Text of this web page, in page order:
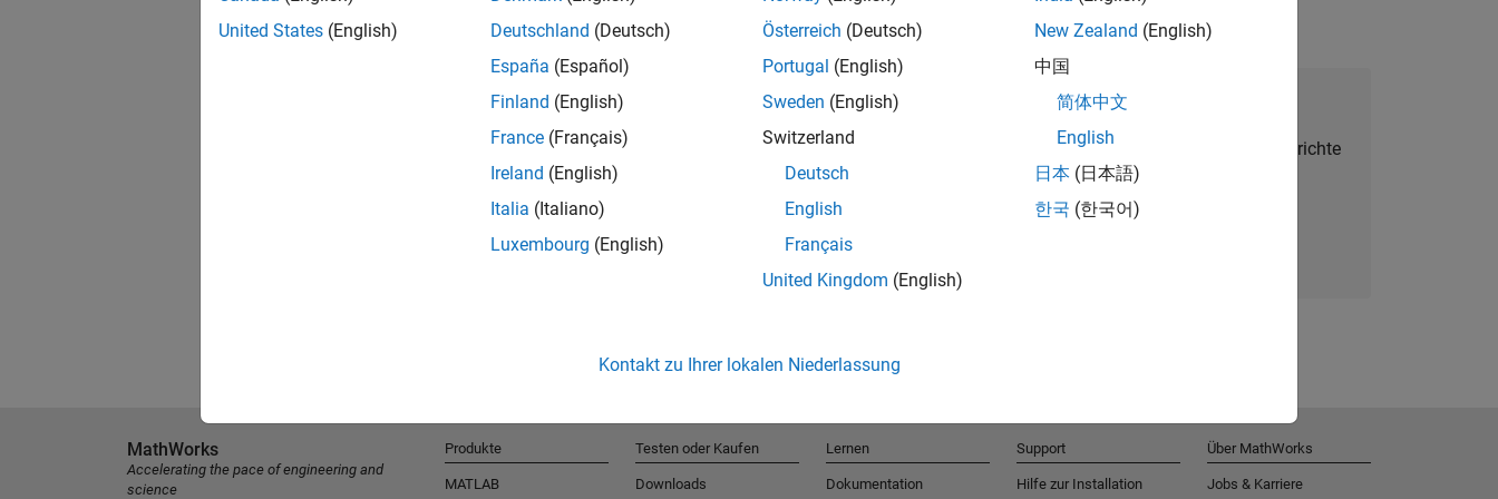
Talent Network beitreten
Erhalten Sie personalisierte Stellenangebote, Berichte
und Unternehmensneuigkeiten.
United States (English)
Deutschland (Deutsch)
España (Español)
Finland (English)
France (Français)
Ireland (English)
Italia (Italiano)
Luxembourg (English)
Österreich (Deutsch)
Portugal (English)
Sweden (English)
Switzerland
Deutsch
English
Français
United Kingdom (English)
New Zealand (English)
中国
简体中文
English
日本 (日本語)
한국 (한국어)
Kontakt zu Ihrer lokalen Niederlassung
MathWorks
Accelerating the pace of engineering and
science
Produkte
MATLAB
Testen oder Kaufen
Downloads
Lernen
Dokumentation
Support
Hilfe zur Installation
Über MathWorks
Jobs & Karriere